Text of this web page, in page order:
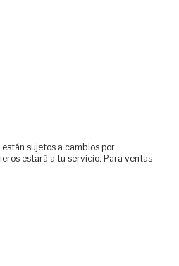
están sujetos a cambios por
estará a tu servicio. Para ventas